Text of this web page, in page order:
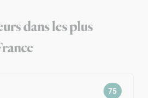
dans les plus